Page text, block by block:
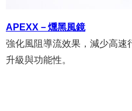
APEXX－燻黑風鏡
強化風阻導流效果，減少高速
升級與功能性。